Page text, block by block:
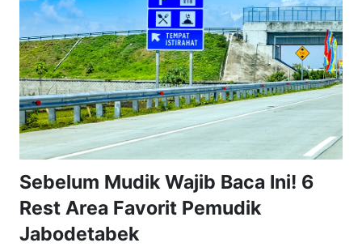
Sebelum Mudik Wajib Baca Ini! 6
Rest Area Favorit Pemudik
Jabodetabek